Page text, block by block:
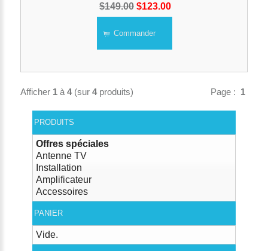
$149.00 $123.00
Commander
Page : 1
Afficher 1à 4(sur 4produits)
PRODUITS
Offres spéciales
Antenne TV
Installation
Amplificateur
Accessoires
PANIER
Vide.